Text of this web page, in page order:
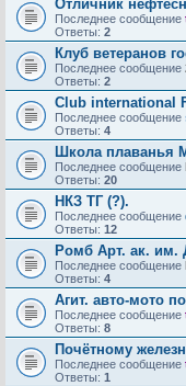
Отличник
Последнее сообщение
Ответы: 2
Клуб ветеранов
Последнее сообщение
Ответы: 2
Club international
Последнее сообщение
Ответы: 4
Школа плаванья
Последнее сообщение
Ответы: 20
НКЗ ТГ (?).
Последнее сообщение
Ответы: 12
Ромб Арт. ак. им.
Последнее сообщение
Ответы: 4
Агит. авто-мото
Последнее сообщение
Ответы: 8
Почётному
Последнее сообщение
Ответы: 1